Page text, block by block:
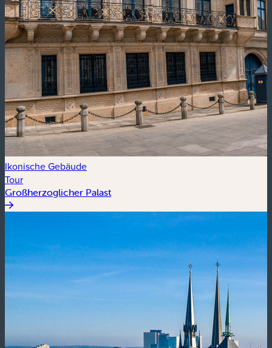
Ikonische Gebäude
Tour
Großherzoglicher Palast